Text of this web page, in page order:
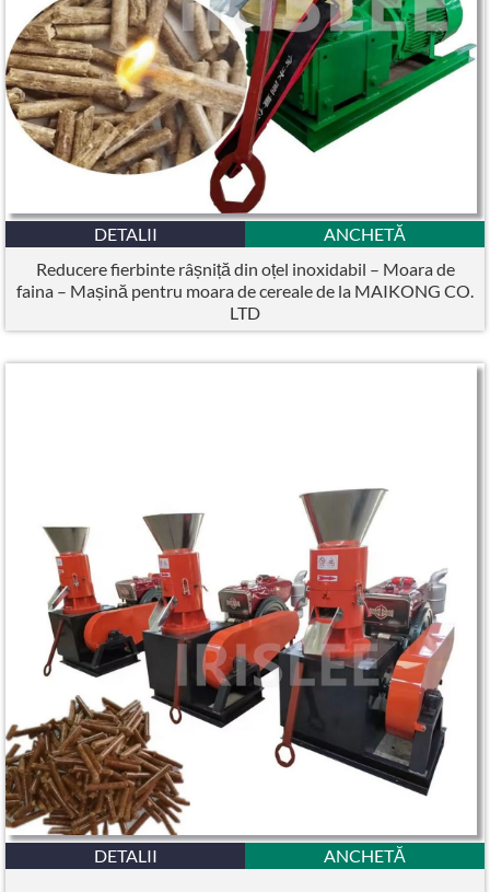
DETALII
ANCHETĂ
Reducere fierbinte râșniță din oțel inoxidabil – Moara de
faina – Mașină pentru moara de cereale de la MAIKONG CO.
LTD
DETALII ANCHETĂ